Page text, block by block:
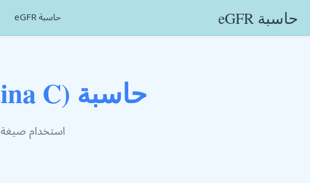
حاسبة eGFR حاسبة eGFR
حاسبة eGFR (CKD-EPI 2012 Cistatina C)
استخدام صيغة CKD-EPI 2012 سيستاتين C — قيّم وظائف الكلى لديك